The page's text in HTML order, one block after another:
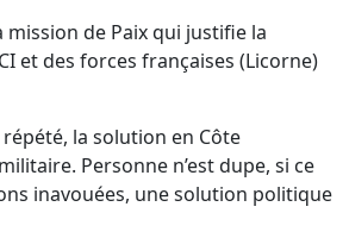
mission de Paix qui justifie la
et des forces françaises (Licorne)
répété, la solution en Côte
Personne n’est dupe, si ce
inavouées, une solution politique